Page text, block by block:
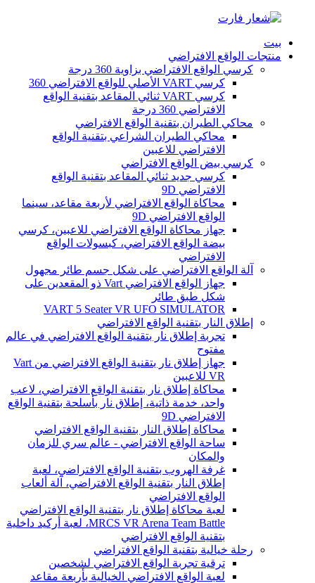
بيت
منتجات الواقع الافتراضي
كرسي الواقع الافتراضي بزاوية 360 درجة
كرسي VART الأصلي للواقع الافتراضي 360
كرسي VART ثنائي المقاعد بتقنية الواقع
الافتراضي 360 درجة
محاكي الطيران بتقنية الواقع الافتراضي
محاكي الطيران الشراعي بتقنية الواقع
الافتراضي للاعبين
كرسي بيض الواقع الافتراضي
كرسي جديد ثنائي المقاعد بتقنية الواقع
الافتراضي 9D
محاكاة الواقع الافتراضي لأربعة مقاعد، سينما
الواقع الافتراضي 9D
جهاز محاكاة الواقع الافتراضي للاعبين، كرسي
بيضة الواقع الافتراضي، كبسولات الواقع
الافتراضي
آلة الواقع الافتراضي على شكل جسم طائر مجهول
جهاز الواقع الافتراضي Vart ذو المقعدين على
شكل طبق طائر
VART 5 Seater VR UFO SIMULATOR
إطلاق النار بتقنية الواقع الافتراضي
تجربة إطلاق نار بتقنية الواقع الافتراضي في عالم
مفتوح
جهاز إطلاق نار بتقنية الواقع الافتراضي من Vart
VR للاعبين
محاكاة إطلاق نار بتقنية الواقع الافتراضي، لاعب
واحد، خدمة ذاتية، إطلاق نار بأسلحة بتقنية الواقع
الافتراضي 9D
محاكاة إطلاق النار بتقنية الواقع الافتراضي
ساحة الواقع الافتراضي - عالم سري للزمان
والمكان
غرفة الهروب بتقنية الواقع الافتراضي، لعبة
إطلاق النار بتقنية الواقع الافتراضي، آلة ألعاب
الواقع الافتراضي
لعبة محاكاة إطلاق نار بتقنية الواقع الافتراضي
MRCS VR Arena Team Battle، لعبة أركيد داخلية
بتقنية الواقع الافتراضي
رحلة خيالية بتقنية الواقع الافتراضي
ترقية تجربة الواقع الافتراضي لشخصين
لعبة الواقع الافتراضي الخيالية بأربعة مقاعد